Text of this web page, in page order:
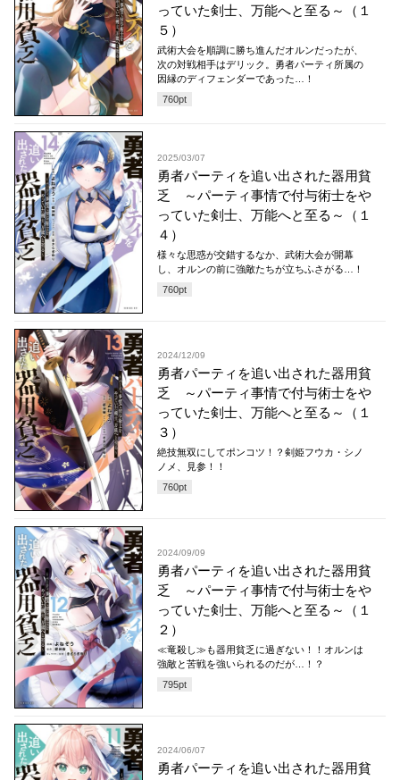
っていた剣士、万能へと至る～（１
５）
武術大会を順調に勝ち進んだオルンだったが、
次の対戦相手はデリック。勇者パーティ所属の
因縁のディフェンダーであった…！
760pt
2025/03/07
勇者パーティを追い出された器用貧
乏 ～パーティ事情で付与術士をや
っていた剣士、万能へと至る～（１
４）
様々な思惑が交錯するなか、武術大会が開幕
し、オルンの前に強敵たちが立ちふさがる…！
760pt
2024/12/09
勇者パーティを追い出された器用貧
乏 ～パーティ事情で付与術士をや
っていた剣士、万能へと至る～（１
３）
絶技無双にしてポンコツ！？剣姫フウカ・シノ
ノメ、見参！！
760pt
2024/09/09
勇者パーティを追い出された器用貧
乏 ～パーティ事情で付与術士をや
っていた剣士、万能へと至る～（１
２）
≪竜殺し≫も器用貧乏に過ぎない！！オルンは
強敵と苦戦を強いられるのだが…！？
795pt
2024/06/07
勇者パーティを追い出された器用貧